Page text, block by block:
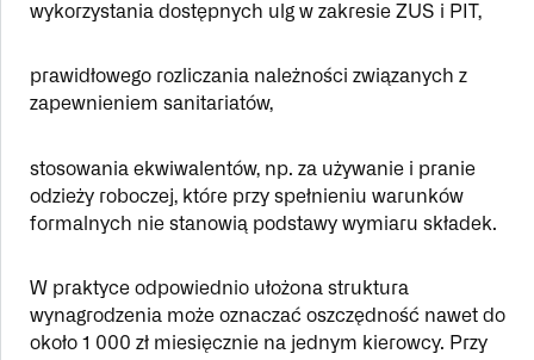
wykorzystania dostępnych ulg w zakresie ZUS i PIT,
prawidłowego rozliczania należności związanych z
zapewnieniem sanitariatów,
stosowania ekwiwalentów, np. za używanie i pranie
odzieży roboczej, które przy spełnieniu warunków
formalnych nie stanowią podstawy wymiaru składek.
W praktyce odpowiednio ułożona struktura
wynagrodzenia może oznaczać oszczędność nawet do
około 1 000 zł miesięcznie na jednym kierowcy. Przy